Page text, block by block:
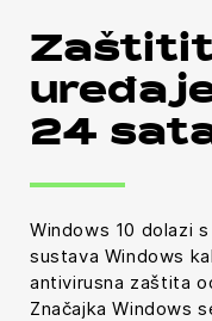
24
Windows 10 dolazi
sustava Windows
antivirusna zaštita
Značajka Windows